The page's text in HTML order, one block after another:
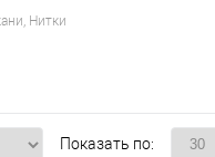
Нитки
Показать по: